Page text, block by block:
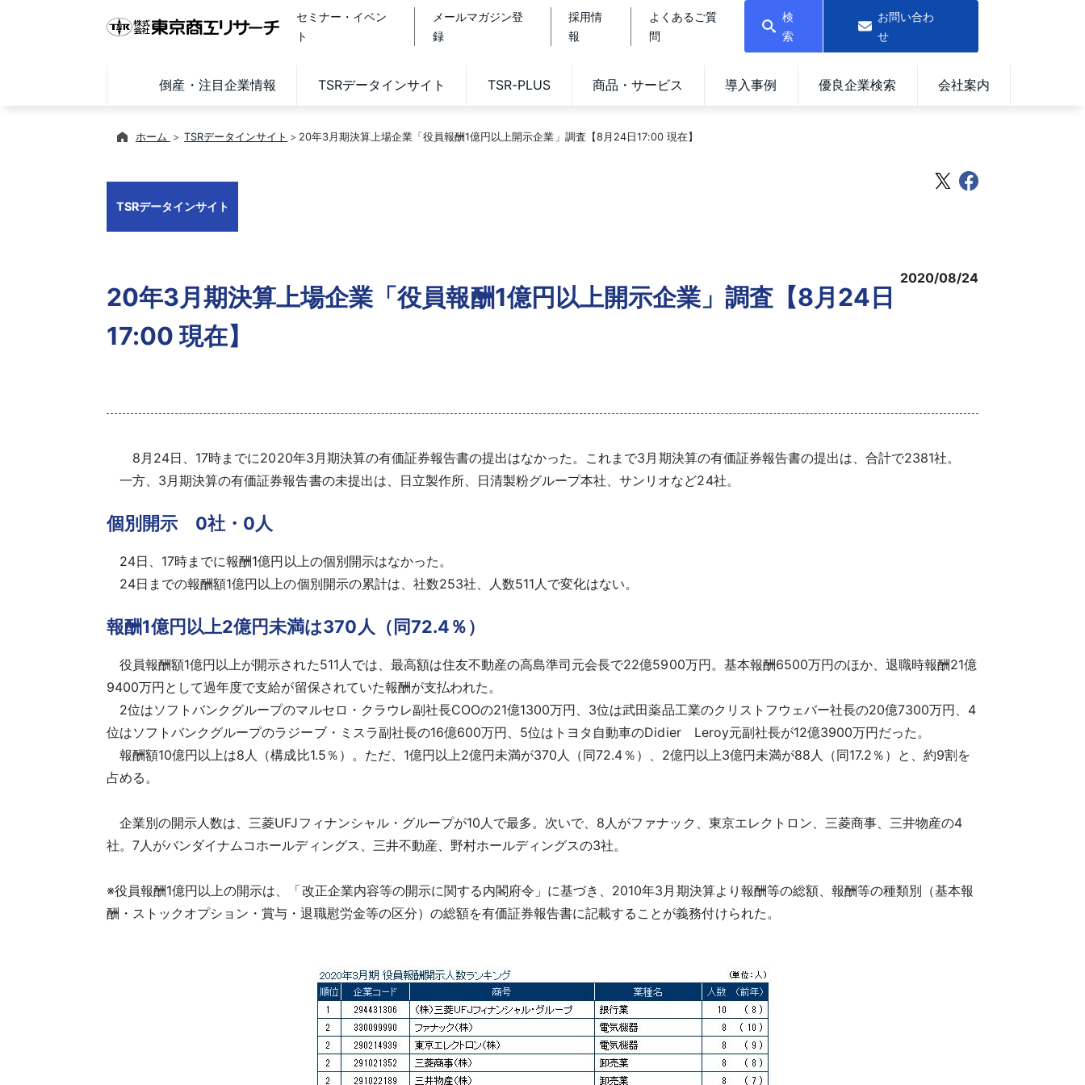
セミナー・イベン
ト
メールマガジン登
録
採用情
報
よくあるご質
問
検
索
お問い合わ
せ
倒産・注目企業情報 TSRデータインサイト TSR-PLUS 商品・サービス 導入事例 優良企業検索 会社案内
ホーム TSRデータインサイト 20年3月期決算上場企業「役員報酬1億円以上開示企業」調査【8月24日17:00 現在】
TSRデータインサイト
20年3月期決算上場企業「役員報酬1億円以上開示企業」調査【8月24日
17:00 現在】
2020/08/24
8月24日、17時までに2020年3月期決算の有価証券報告書の提出はなかった。これまで3月期決算の有価証券報告書の提出は、合計で2381社。
一方、3月期決算の有価証券報告書の未提出は、日立製作所、日清製粉グループ本社、サンリオなど24社。
個別開示 0社・0人
24日、17時までに報酬1億円以上の個別開示はなかった。
24日までの報酬額1億円以上の個別開示の累計は、社数253社、人数511人で変化はない。
報酬1億円以上2億円未満は370人（同72.4％）
役員報酬額1億円以上が開示された511人では、最高額は住友不動産の高島準司元会長で22億5900万円。基本報酬6500万円のほか、退職時報酬21億
9400万円として過年度で支給が留保されていた報酬が支払われた。
2位はソフトバンクグループのマルセロ・クラウレ副社長COOの21億1300万円、3位は武田薬品工業のクリストフウェバー社長の20億7300万円、4
位はソフトバンクグループのラジーブ・ミスラ副社長の16億600万円、5位はトヨタ自動車のDidier Leroy元副社長が12億3900万円だった。
報酬額10億円以上は8人（構成比1.5％）。ただ、1億円以上2億円未満が370人（同72.4％）、2億円以上3億円未満が88人（同17.2％）と、約9割を
占める。
企業別の開示人数は、三菱UFJフィナンシャル・グループが10人で最多。次いで、8人がファナック、東京エレクトロン、三菱商事、三井物産の4
社。7人がバンダイナムコホールディングス、三井不動産、野村ホールディングスの3社。
※役員報酬1億円以上の開示は、「改正企業内容等の開示に関する内閣府令」に基づき、2010年3月期決算より報酬等の総額、報酬等の種類別（基本報
酬・ストックオプション・賞与・退職慰労金等の区分）の総額を有価証券報告書に記載することが義務付けられた。